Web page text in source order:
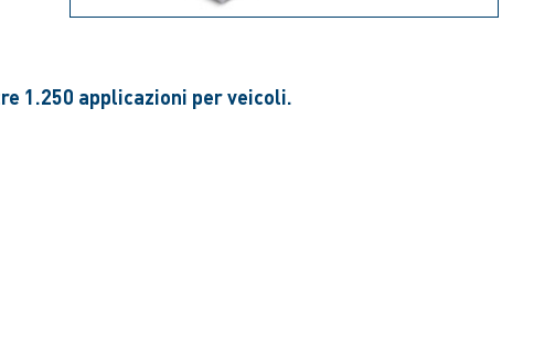
1.250 applicazioni per veicoli.